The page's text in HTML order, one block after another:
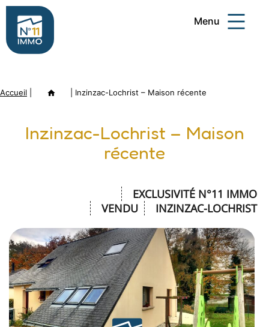
Aller
contenu
Immo
Menu
Accueil Annonce Inzinzac-Lochrist – Maison récente
Inzinzac-Lochrist – Maison
récente
EXCLUSIVITÉ N°11 IMMO
INZINZAC-LOCHRIST
VENDU